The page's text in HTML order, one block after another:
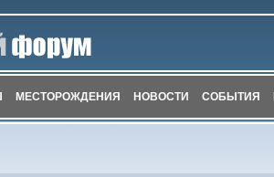
МЕСТОРОЖДЕНИЯ НОВОСТИ СОБЫТИЯ